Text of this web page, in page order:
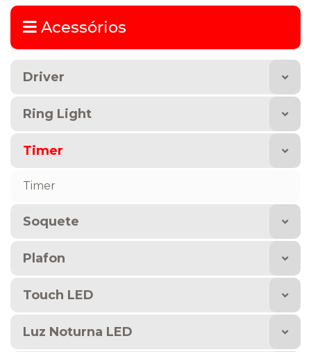
Acessórios
Driver
Ring Light
Timer
Timer
Soquete
Plafon
Touch LED
Luz Noturna LED